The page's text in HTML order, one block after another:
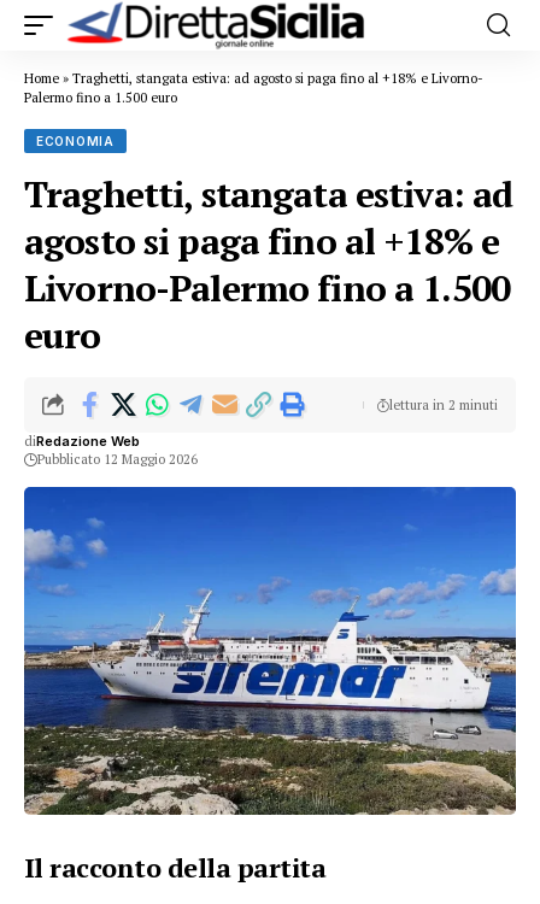
Home » Traghetti, stangata estiva: ad agosto si paga fino al +18% e Livorno-
Palermo fino a 1.500 euro
ECONOMIA
Traghetti, stangata estiva: ad
agosto si paga fino al +18% e
Livorno-Palermo fino a 1.500
euro
diRedazione Web
Pubblicato 12 Maggio 2026
lettura in 2 minuti
Il racconto della partita